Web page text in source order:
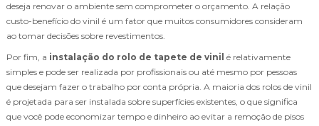
deseja renovar o ambiente sem comprometer o orçamento. A relação
custo-benefício do vinil é um fator que muitos consumidores consideram
ao tomar decisões sobre revestimentos.
Por fim, a instalação do rolo de tapete de vinil é relativamente
simples e pode ser realizada por profissionais ou até mesmo por pessoas
que desejam fazer o trabalho por conta própria. A maioria dos rolos de vinil
é projetada para ser instalada sobre superfícies existentes, o que significa
que você pode economizar tempo e dinheiro ao evitar a remoção de pisos